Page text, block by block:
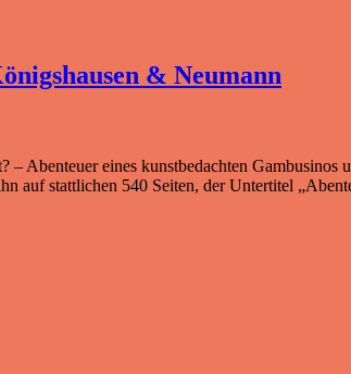
& Neumann
Abenteuer eines kunstbedachten
auf stattlichen 540 Seiten, der Untertitel